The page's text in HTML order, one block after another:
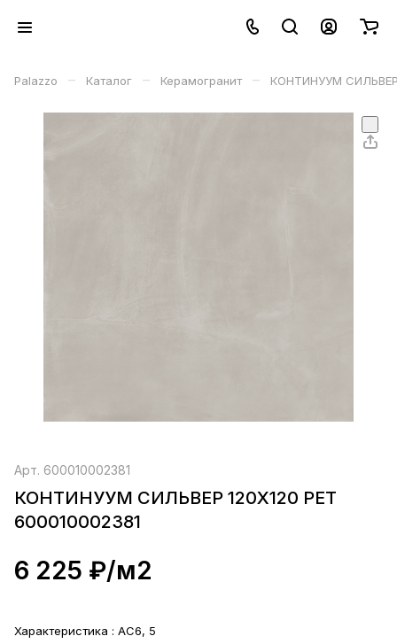
Palazzo – Каталог – Керамогранит – КОНТИНУУМ СИЛЬВЕР
Арт. 600010002381
КОНТИНУУМ СИЛЬВЕР 120X120 РЕТ
600010002381
6 225 ₽/м2
Характеристика : AC6, 5